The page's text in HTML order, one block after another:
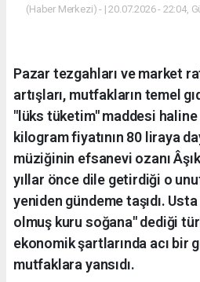
(Haber Merkezi) - | 20.07.2026 - 22:04,
Pazar tezgahları ve market
artışları, mutfakların temel
"lüks tüketim" maddesi
kilogram fiyatının 80 liraya
müziğinin efsanevi ozanı
yıllar önce dile getirdiği o
yeniden gündeme taşıdı.
olmuş kuru soğana" dediği
ekonomik şartlarında acı bir
mutfaklara yansıdı.